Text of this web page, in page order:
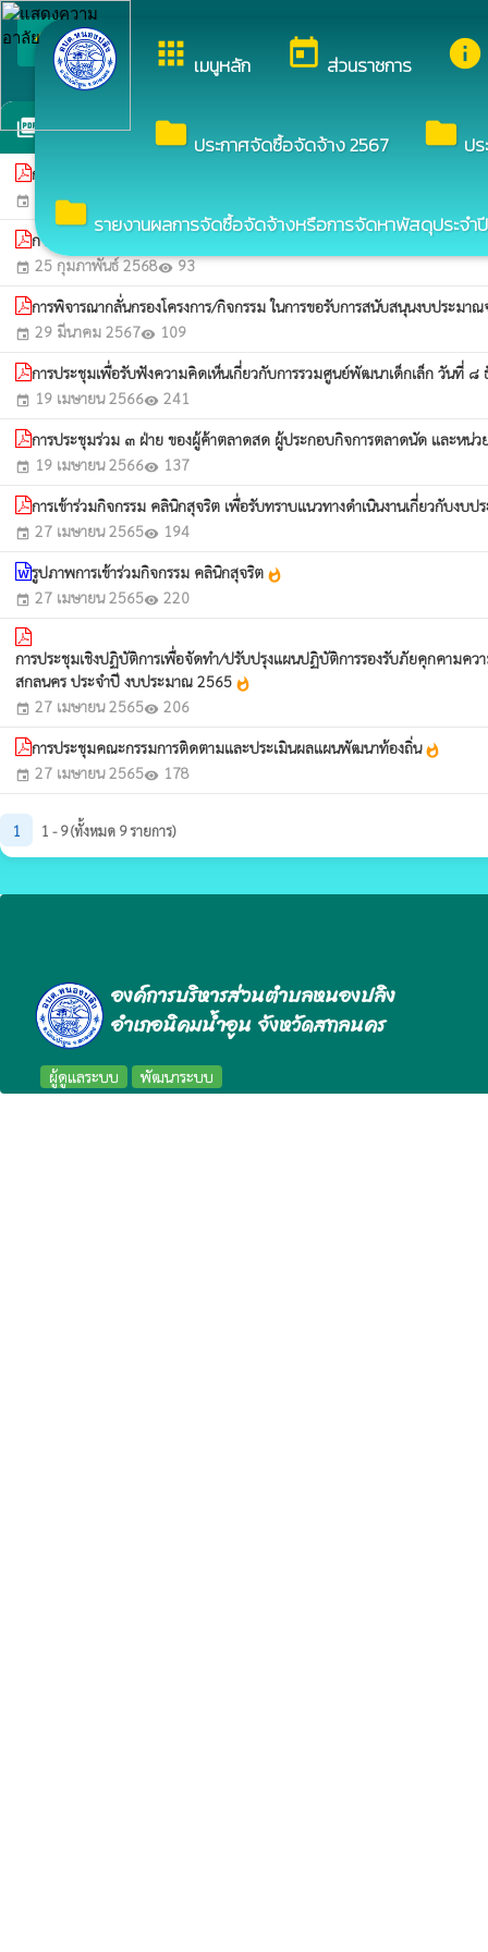
apps เมนูหลัก today ส่วนราชการ info
folder ประกาศจัดซื้อจัดจ้าง 2567 folder ป
folder รายงานผลการจัดซื้อจัดจ้างหรือการจัดหาพัสดุประจำปี
arrow_back_ios กลับเมนูหลัก ยินดีต้อนรับสู่เว็บไซต์ขอ
picture_as_pdfการเปิดโอกาสให้เกิดการมีส่วนร่วม
การพิจารณากลั่นกรองโครงการ/กิจกรรม ในการขอรับการสนับสนุนงบปร
event 20 มีนาคม 2569
การพิจารณากลั่นกรองโครงการ/กิจกรรม ในการขอรับการสนับสนุนงบปร
event 25 กุมภาพันธ์ 2568visibility93
การพิจารณากลั่นกรองโครงการ/กิจกรรม ในการขอรับการสนับสนุนงบป
event 29 มีนาคม 2567visibility 109
การประชุมเพื่อรับฟังความคิดเห็นเกี่ยวกับการรวมศูนย์พัฒนาเด็กเล็ก วัน
event 19 เมษายน 2566visibility 241
การประชุมร่วม ๓ ฝ่าย ของผู้ค้าตลาดสด ผู้ประกอบกิจการตลาดนัด และ
event 19 เมษายน 2566visibility 137
การเข้าร่วมกิจกรรม คลินิกสุจริต เพื่อรับทราบแนวทางดำเนินงานเกี่ยวกับง
event 27 เมษายน 2565visibility 194
รูปภาพการเข้าร่วมกิจกรรม คลินิกสุจริต whatshot
event 27 เมษายน 2565visibility 220
การประชุมเชิงปฏิบัติการเพื่อจัดทํา/ปรับปรุงแผนปฏิบัติการรองรับภัยคุกคามค
สกลนคร ประจําปี งบประมาณ 2565 whatshot
event 27 เมษายน 2565visibility 206
การประชุมคณะกรรมการติดตามและประเมินผลแผนพัฒนาท้องถิ่นwhatshot
event 27 เมษายน 2565visibility 178
1 1 - 9 (ทั้งหมด 9 รายการ)
องค์การบริหารส่วนตำบลหนองปลิง
อำเภอนิคมน้ำอูน จังหวัดสกลนคร
ผู้ดูแลระบบ พัฒนาระบบ